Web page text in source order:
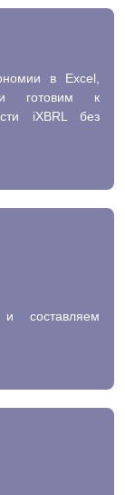
в Excel,
готовим к
iXBRL без
составляем